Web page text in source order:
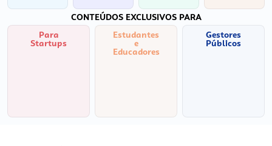
CONTEÚDOS EXCLUSIVOS PARA
Para
Startups
Estudantes
e
Educadores
Gestores
Públicos